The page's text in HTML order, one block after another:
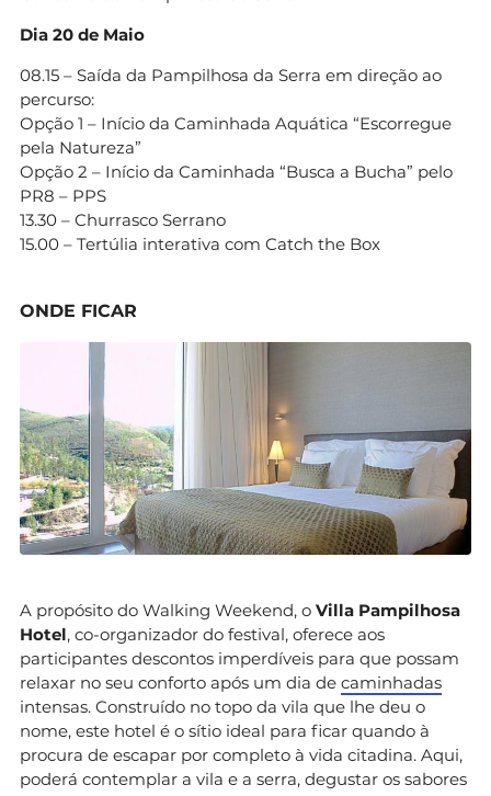
Dia 20 de Maio
08.15 – Saída da Pampilhosa da Serra em direção ao
percurso:
Opção 1 – Início da Caminhada Aquática “Escorregue
pela Natureza”
Opção 2 – Início da Caminhada “Busca a Bucha” pelo
PR8 – PPS
13.30 – Churrasco Serrano
15.00 – Tertúlia interativa com Catch the Box
ONDE FICAR
A propósito do Walking Weekend, o Villa Pampilhosa
Hotel, co-organizador do festival, oferece aos
participantes descontos imperdíveis para que possam
relaxar no seu conforto após um dia de caminhadas
intensas. Construído no topo da vila que lhe deu o
nome, este hotel é o sítio ideal para ficar quando à
procura de escapar por completo à vida citadina. Aqui,
poderá contemplar a vila e a serra, degustar os sabores